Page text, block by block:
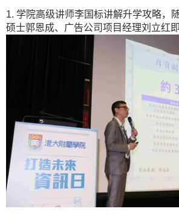
1. 学院高级讲师李国标讲解升学攻略，
硕士郭恩成、广告公司项目经理刘立红